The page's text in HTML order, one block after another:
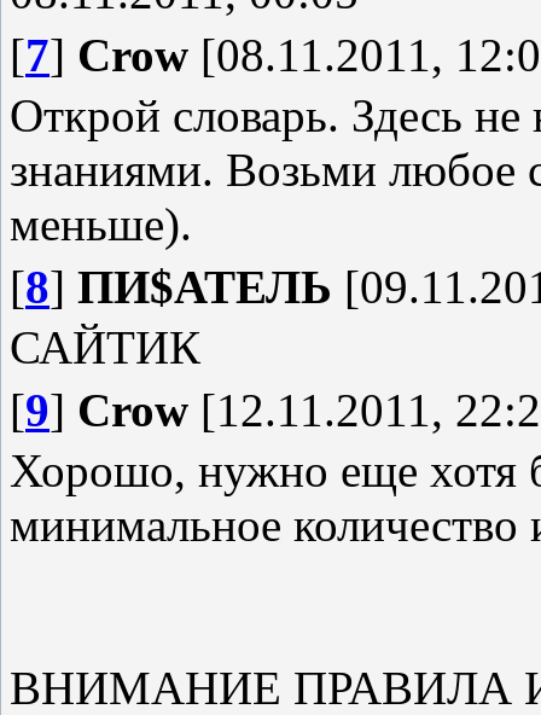
[7] Crow [08.11.2011,
Открой словарь. Здесь
знаниями. Возьми любое
меньше).
[8] ПИ$АТЕЛЬ
САЙТИК
[9] Crow [12.11.2011,
Хорошо, нужно еще хотя
минимальное количество
ВНИМАНИЕ ПРАВИЛА